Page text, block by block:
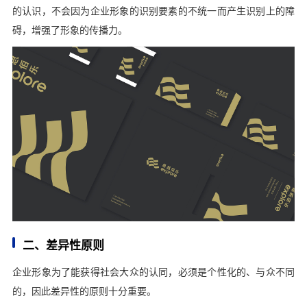
的认识，不会因为企业形象的识别要素的不统一而产生识别上的障
碍，增强了形象的传播力。
二、差异性原则
企业形象为了能获得社会大众的认同，必须是个性化的、与众不同
的，因此差异性的原则十分重要。